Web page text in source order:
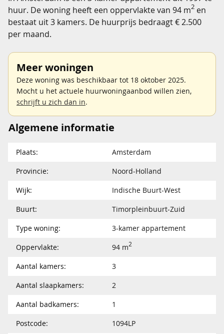
huur. De woning heeft een oppervlakte van 94 m2 en
bestaat uit 3 kamers. De huurprijs bedraagt € 2.500
per maand.
Meer woningen
Deze woning was beschikbaar tot 18 oktober 2025.
Mocht u het actuele huurwoningaanbod willen zien,
schrijft u zich dan in.
Algemene informatie
Plaats:
Amsterdam
Provincie:
Noord-Holland
Wijk:
Indische Buurt-West
Buurt:
Timorpleinbuurt-Zuid
Type woning:
3-kamer appartement
Oppervlakte:
94 m2
Aantal kamers:
3
Aantal slaapkamers:
2
Aantal badkamers:
1
Postcode:
1094LP